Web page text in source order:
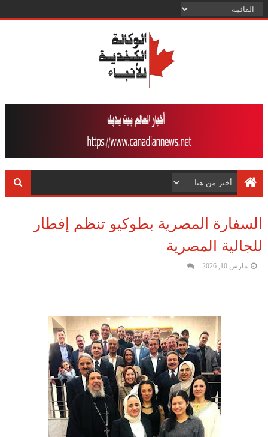
السفارة المصرية بطوكيو تنظم إفطار
للجالية المصرية
مارس 10, 2026